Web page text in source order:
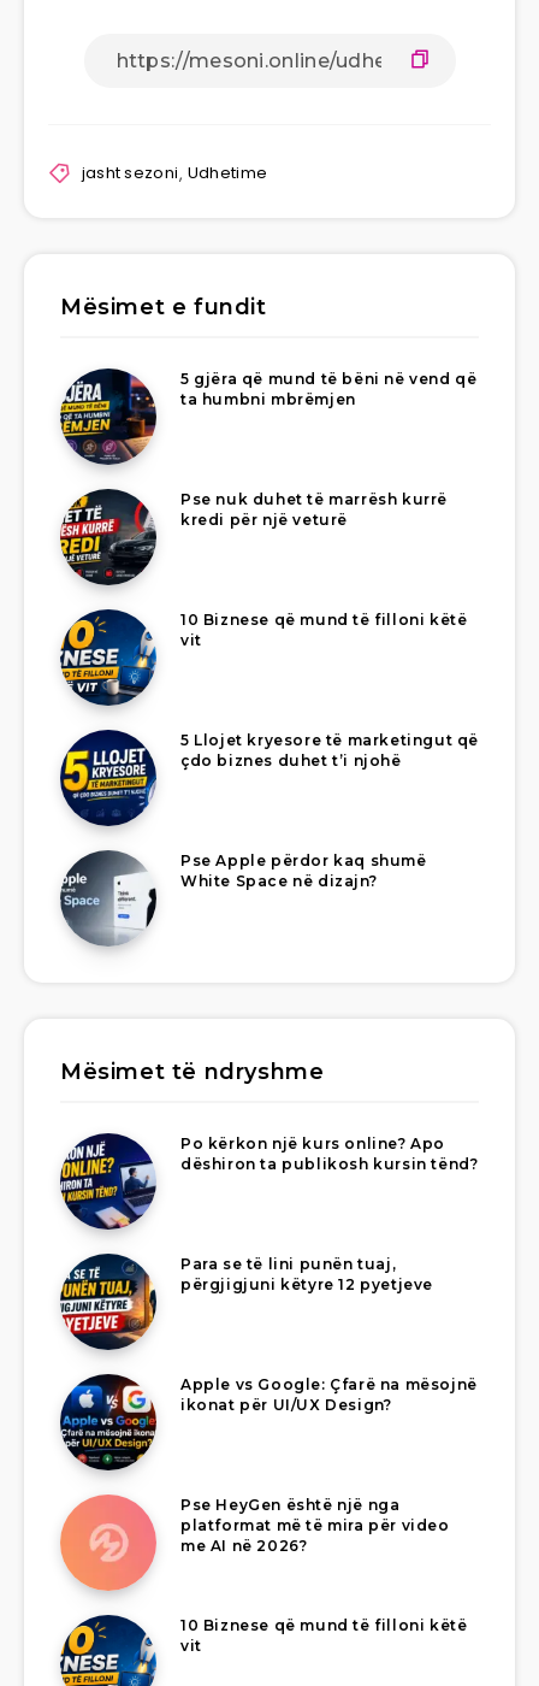
jasht sezoni, Udhetime
Mësimet e fundit
5 gjëra që mund të bëni në vend që
ta humbni mbrëmjen
Pse nuk duhet të marrësh kurrë
kredi për një veturë
10 Biznese që mund të filloni këtë
vit
5 Llojet kryesore të marketingut që
çdo biznes duhet t’i njohë
Pse Apple përdor kaq shumë
White Space në dizajn?
Mësimet të ndryshme
Po kërkon një kurs online? Apo
dëshiron ta publikosh kursin tënd?
Para se të lini punën tuaj,
përgjigjuni këtyre 12 pyetjeve
Apple vs Google: Çfarë na mësojnë
ikonat për UI/UX Design?
Pse HeyGen është një nga
platformat më të mira për video
me AI në 2026?
10 Biznese që mund të filloni këtë
vit